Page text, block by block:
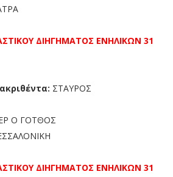
ΔΙΗΓΗΜΑΤΟΣ ΕΝΗΛΙΚΩΝ 31
ΣΤΑΥΡΟΣ
Ο ΓΟΤΘΟΣ
ΔΙΗΓΗΜΑΤΟΣ ΕΝΗΛΙΚΩΝ 31